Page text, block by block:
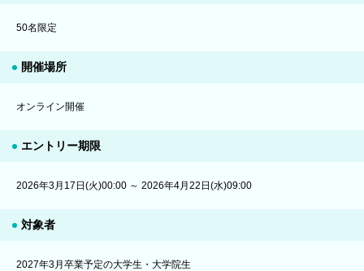
50名限定
開催場所
オンライン開催
エントリー期限
2026年3月17日(火)00:00 ～ 2026年4月22日(水)09:00
対象者
2027年3月卒業予定の大学生・大学院生